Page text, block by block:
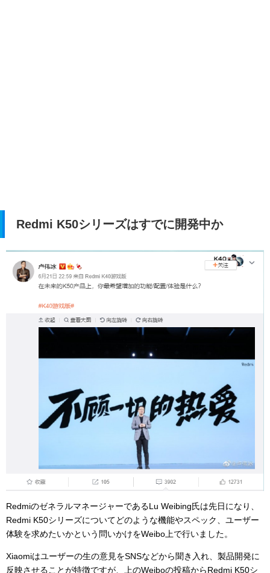
Redmi K50シリーズはすでに開発中か
RedmiのゼネラルマネージャーであるLu Weibing氏は先日になり、
Redmi K50シリーズについてどのような機能やスペック、ユーザー
体験を求めたいかという問いかけをWeibo上で行いました。
Xiaomiはユーザーの生の意見をSNSなどから聞き入れ、製品開発に
反映させることが特徴ですが、上のWeiboの投稿からRedmi K50シ